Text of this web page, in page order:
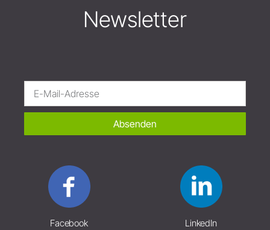
Newsletter
Absenden
Facebook LinkedIn